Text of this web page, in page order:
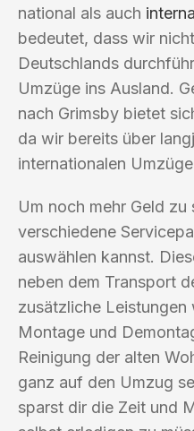
national als auch
bedeutet, dass wir
Deutschlands
Umzüge ins Ausland.
nach Grimsby bietet
da wir bereits über
internationalen
Um noch mehr Geld
verschiedene
auswählen kannst.
neben dem Transport
zusätzliche Leistungen
Montage und
Reinigung der alten
ganz auf den Umzug
sparst dir die Zeit und